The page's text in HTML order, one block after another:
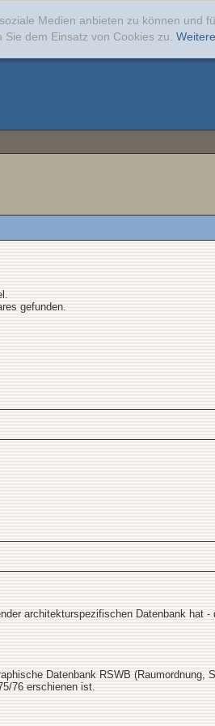
Medien anbieten zu können und
dem Einsatz von Cookies zu.
gefunden.
architekturspezifischen Datenbank hat -
Datenbank RSWB
76 erschienen ist.